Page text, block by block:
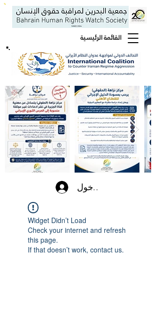
القائمة الرئيسية
تسجيل الدخول
Widget Didn’t Load
Check your internet and refresh
this page.
If that doesn’t work, contact us.